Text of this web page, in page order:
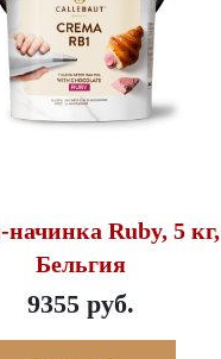
Ruby, 5 кг,
Бельгия
9355 руб.